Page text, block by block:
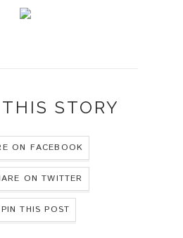
STORY
ON FACEBOOK
ON TWITTER
PIN THIS POST